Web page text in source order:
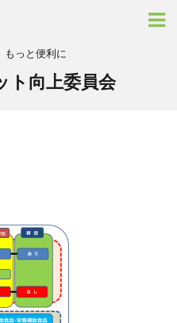
もっと便利に
ト向上委員会